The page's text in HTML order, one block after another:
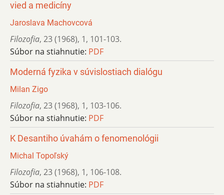
vied a medicíny
Jaroslava Machovcová
Filozofia, 23 (1968), 1, 101-103.
Súbor na stiahnutie: PDF
Moderná fyzika v súvislostiach dialógu
Milan Zigo
Filozofia, 23 (1968), 1, 103-106.
Súbor na stiahnutie: PDF
K Desantiho úvahám o fenomenológii
Michal Topoľský
Filozofia, 23 (1968), 1, 106-108.
Súbor na stiahnutie: PDF